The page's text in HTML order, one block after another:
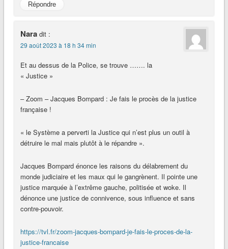
Répondre
Nara dit :
29 août 2023 à 18 h 34 min
Et au dessus de la Police, se trouve ……. la
« Justice »
– Zoom – Jacques Bompard : Je fais le procès de la justice
française !
« le Système a perverti la Justice qui n’est plus un outil à
détruire le mal mais plutôt à le répandre ».
Jacques Bompard énonce les raisons du délabrement du
monde judiciaire et les maux qui le gangrènent. Il pointe une
justice marquée à l’extrême gauche, politisée et woke. Il
dénonce une justice de connivence, sous influence et sans
contre-pouvoir.
https://tvl.fr/zoom-jacques-bompard-je-fais-le-proces-de-la-
justice-francaise